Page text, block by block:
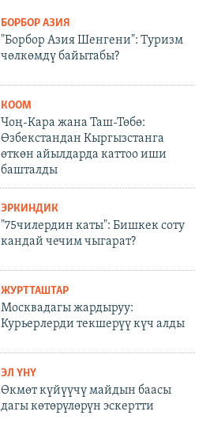
БОРБОР АЗИЯ
"Борбор Азия Шенгени": Туризм
чөлкөмдү байытабы?
КООМ
Чоң-Кара жана Таш-Төбө:
Өзбекстандан Кыргызстанга
өткөн айылдарда каттоо иши
башталды
ЭРКИНДИК
"75чилердин каты": Бишкек соту
кандай чечим чыгарат?
ЖУРТТАШТАР
Москвадагы жардыруу:
Курьерлерди текшерүү күч алды
ЭЛ ҮНҮ
Өкмөт күйүүчү майдын баасы
дагы көтөрүлөрүн эскертти